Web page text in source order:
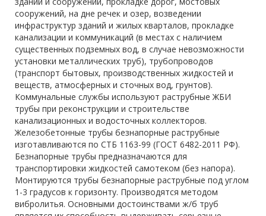
сооружений, на дне речек и озер, возведении
инфраструктур зданий и жилых кварталов, прокладке
канализации и коммуникаций (в местах с наличием
существенных подземных вод, в случае невозможности
установки металлических труб), трубопроводов
(транспорт бытовых, производственных жидкостей и
веществ, атмосферных и сточных вод, грунтов).
Коммунальные службы используют раструбные ЖБИ
трубы при реконструкции и строительстве
канализационных и водосточных коллекторов.
Железобетонные трубы безнапорные раструбные
изготавливаются по СТБ 1163-99 (ГОСТ 6482-2011 РФ).
Безнапорные трубы предназначаются для
транспортировки жидкостей самотеком (без напора).
Монтируются трубы безнапорные раструбные под углом
1-3 градусов к горизонту. Производятся методом
вибролитья. Основными достоинствами ж/б труб